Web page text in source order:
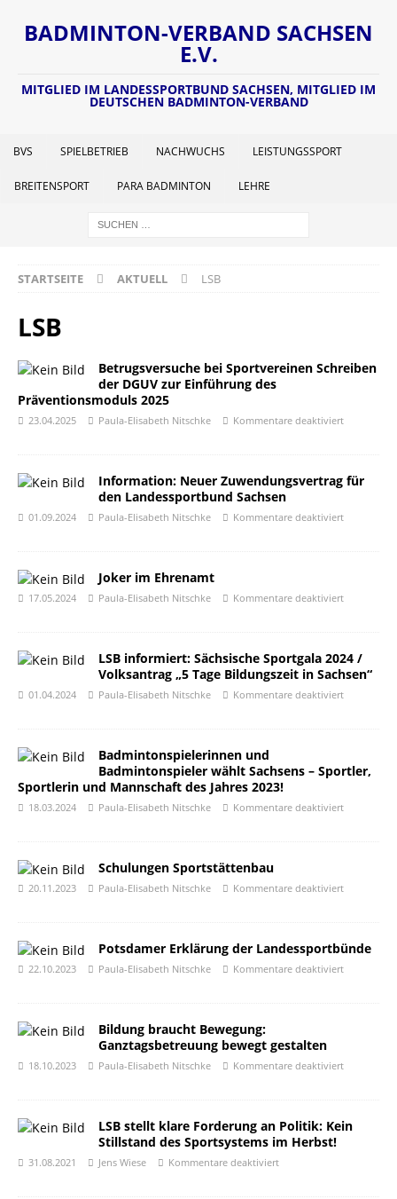
BADMINTON-VERBAND SACHSEN
E.V.
MITGLIED IM LANDESSPORTBUND SACHSEN, MITGLIED IM
DEUTSCHEN BADMINTON-VERBAND
BVS SPIELBETRIEB NACHWUCHS LEISTUNGSSPORT
BREITENSPORT PARA BADMINTON LEHRE
STARTSEITE AKTUELL LSB
LSB
Betrugsversuche bei Sportvereinen Schreiben
der DGUV zur Einführung des
Präventionsmoduls 2025
23.04.2025 Paula-Elisabeth Nitschke Kommentare deaktiviert
Information: Neuer Zuwendungsvertrag für
den Landessportbund Sachsen
01.09.2024 Paula-Elisabeth Nitschke Kommentare deaktiviert
Joker im Ehrenamt
17.05.2024 Paula-Elisabeth Nitschke Kommentare deaktiviert
LSB informiert: Sächsische Sportgala 2024 /
Volksantrag „5 Tage Bildungszeit in Sachsen“
01.04.2024 Paula-Elisabeth Nitschke Kommentare deaktiviert
Badmintonspielerinnen und
Badmintonspieler wählt Sachsens – Sportler,
Sportlerin und Mannschaft des Jahres 2023!
18.03.2024 Paula-Elisabeth Nitschke Kommentare deaktiviert
Schulungen Sportstättenbau
20.11.2023 Paula-Elisabeth Nitschke Kommentare deaktiviert
Potsdamer Erklärung der Landessportbünde
22.10.2023 Paula-Elisabeth Nitschke Kommentare deaktiviert
Bildung braucht Bewegung:
Ganztagsbetreuung bewegt gestalten
18.10.2023 Paula-Elisabeth Nitschke Kommentare deaktiviert
LSB stellt klare Forderung an Politik: Kein
Stillstand des Sportsystems im Herbst!
31.08.2021 Jens Wiese Kommentare deaktiviert